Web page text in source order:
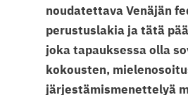
noudatettava Venäjän
perustuslakia ja tätä
joka tapauksessa olla
kokousten,
järjestämismenettelyä